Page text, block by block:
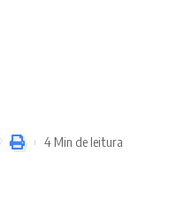
4 Min de leitura